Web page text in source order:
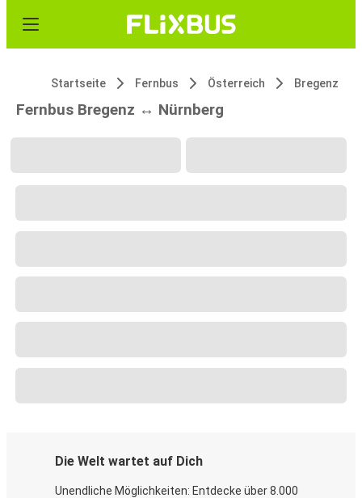
Startseite Fernbus Österreich Bregenz
Fernbus Bregenz ↔ Nürnberg
Die Welt wartet auf Dich
Unendliche Möglichkeiten: Entdecke über 8.000